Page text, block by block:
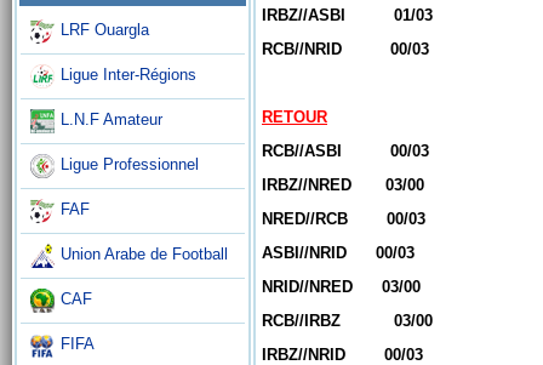
LRF Ouargla
Ligue Inter-Régions
L.N.F Amateur
Ligue Professionnel
FAF
Union Arabe de Football
CAF
FIFA
IRBZ//ASBI 01/03
RCB//NRID 00/03
RETOUR
RCB//ASBI 00/03
IRBZ//NRED 03/00
NRED//RCB 00/03
ASBI//NRID 00/03
NRID//NRED 03/00
RCB//IRBZ 03/00
IRBZ//NRID 00/03